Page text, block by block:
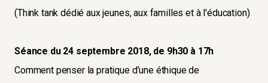
(Think tank dédié aux jeunes, aux familles et à l'éducation)
Séance du 24 septembre 2018, de 9h30 à 17h
Comment penser la pratique d’une éthique de